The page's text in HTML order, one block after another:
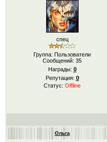
спец
Группа: Пользователи
Сообщений: 35
Награды: 0
Репутация: 0
Статус: Offline
Ольга